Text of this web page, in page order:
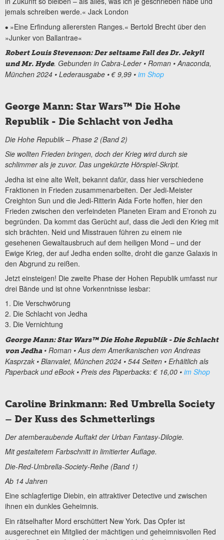
jemals schreiben werde.« Jack London
• »Eine Erfindung allerersten Ranges.« Bertold Brecht über den
»Junker von Ballantrae«
Robert Louis Stevenson: Der seltsame Fall des Dr. Jekyll
und Mr. Hyde. Gebunden in Cabra-Leder • Roman • Anaconda,
München 2024 • Lederausgabe • € 9,99 • im Shop
George Mann: Star Wars™ Die Hohe
Republik - Die Schlacht von Jedha
Die Hohe Republik – Phase 2 (Band 2)
Sie wollten Frieden bringen, doch der Krieg wird durch sie
schlimmer als je zuvor. Das ungekürzte Hörspiel-Skript.
Jedha ist eine alte Welt, bekannt dafür, dass hier verschiedene
Fraktionen in Frieden zusammenarbeiten. Der Jedi-Meister
Creighton Sun und die Jedi-Ritterin Aida Forte hoffen, hier den
Frieden zwischen den verfeindeten Planeten Eiram and E’ronoh zu
begründen. Da kommt das Gerücht auf, dass die Jedi den Krieg mit
sich brächten. Neid und Misstrauen führen zu einem nie
gesehenen Gewaltausbruch auf dem heiligen Mond – und der
Ewige Krieg, der auf Jedha enden sollte, droht die ganze Galaxis in
den Abgrund zu reißen.
Jetzt einsteigen! Die zweite Phase der Hohen Republik umfasst nur
drei Bände und ist ohne Vorkenntnisse lesbar:
1. Die Verschwörung
2. Die Schlacht von Jedha
3. Die Vernichtung
George Mann: Star Wars™ Die Hohe Republik - Die Schlacht
von Jedha• Roman • Aus dem Amerikanischen von Andreas
Kasprzak • Blanvalet, München 2024 • 544 Seiten • Erhältlich als
Paperback und eBook • Preis des Paperbacks: € 16,00 • im Shop
Caroline Brinkmann: Red Umbrella Society
– Der Kuss des Schmetterlings
Der atemberaubende Auftakt der Urban Fantasy-Dilogie.
Mit gestaltetem Farbschnitt in limitierter Auflage.
Die-Red-Umbrella-Society-Reihe (Band 1)
Ab 14 Jahren
Eine schlagfertige Diebin, ein attraktiver Detective und zwischen
ihnen ein dunkles Geheimnis.
Ein rätselhafter Mord erschüttert New York. Das Opfer ist
ausgerechnet ein Mitglied der mächtigen und geheimnisvollen Red